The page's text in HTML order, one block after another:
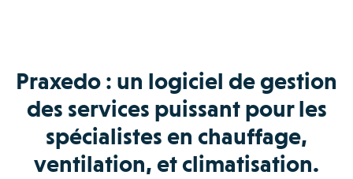
Praxedo : un logiciel de gestion
des services puissant pour les
spécialistes en chauffage,
ventilation, et climatisation.